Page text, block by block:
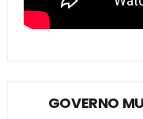
GOVERNO